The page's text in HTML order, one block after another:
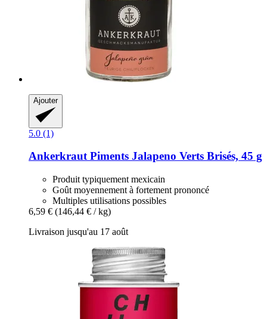
Ajouter
5.0 (1)
AnkerkrautPiments Jalapeno Verts Brisés, 45 g
Produit typiquement mexicain
Goût moyennement à fortement prononcé
Multiples utilisations possibles
6,59 € (146,44 € / kg)
Livraison jusqu'au 17 août